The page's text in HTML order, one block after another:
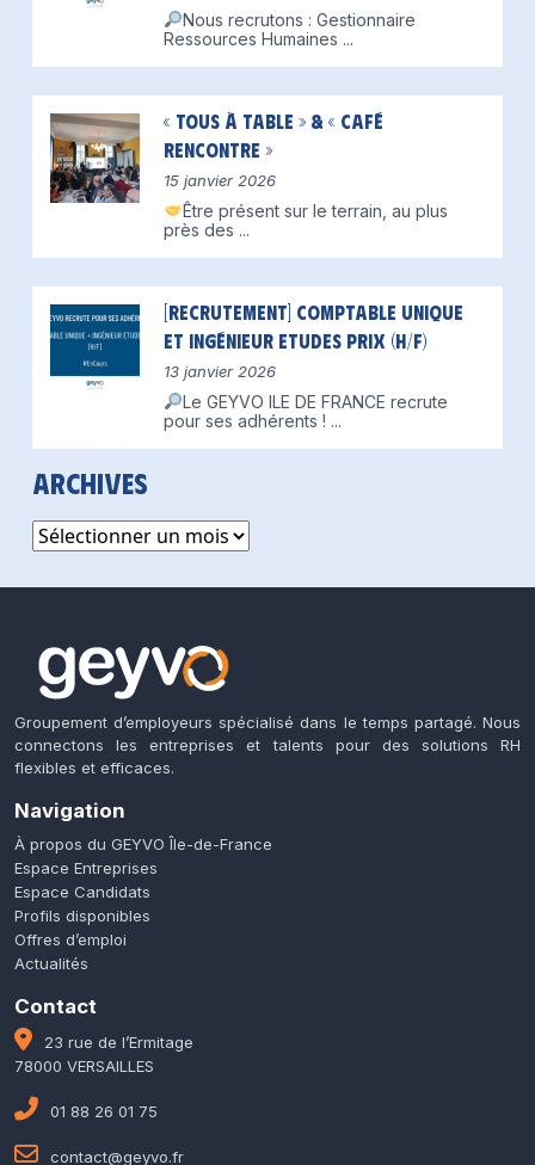
Nous recrutons : Gestionnaire
Ressources Humaines ...
« Tous à table » & « Café
Rencontre »
15 janvier 2026
Être présent sur le terrain, au plus
près des ...
[Recrutement] Comptable unique
et Ingénieur Etudes Prix (H/F)
13 janvier 2026
Le GEYVO ILE DE FRANCE recrute
pour ses adhérents ! ...
Archives
Archives
Groupement d’employeurs spécialisé dans le temps partagé. Nous
connectons les entreprises et talents pour des solutions RH
flexibles et efficaces.
Navigation
À propos du GEYVO Île-de-France
Espace Entreprises
Espace Candidats
Profils disponibles
Offres d’emploi
Actualités
Contact
23 rue de l’Ermitage
78000 VERSAILLES
01 88 26 01 75
contact@geyvo.fr